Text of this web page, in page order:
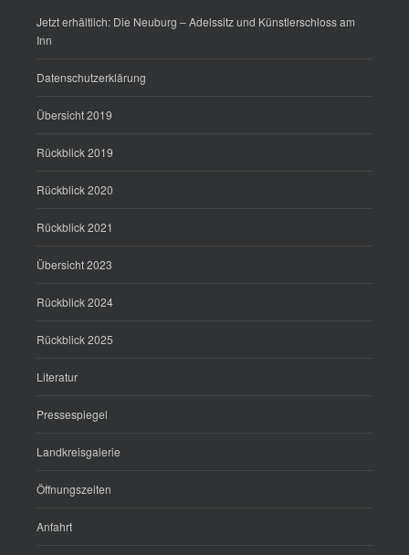
Jetzt erhältlich: Die Neuburg – Adelssitz und Künstlerschloss am
Inn
Datenschutzerklärung
Übersicht 2019
Rückblick 2019
Rückblick 2020
Rückblick 2021
Übersicht 2023
Rückblick 2024
Rückblick 2025
Literatur
Pressespiegel
Landkreisgalerie
Öffnungszeiten
Anfahrt